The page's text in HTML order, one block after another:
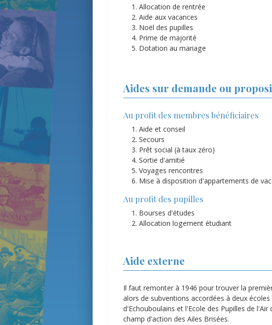
Allocation de rentrée
Aide aux vacances
Noël des pupilles
Prime de majorité
Dotation au mariage
Aides sur demande ou
Au profit des membres bénéficiaires
Aide et conseil
Secours
Prêt social (à taux zéro)
Sortie d'amitié
Voyages rencontres
Mise à disposition d'appartements de
Au profit des pupilles
Bourses d'études
Allocation logement étudiant
Aide externe
Il faut remonter à 1946 pour trouver la
alors de subventions accordées à deux
d'Echouboulains et l'Ecole des Pupilles de
champ d'action des Ailes Brisées.